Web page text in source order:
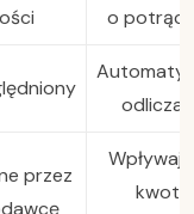
o
przez
kwotę